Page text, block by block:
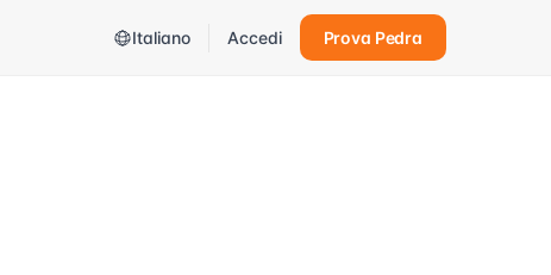
Italiano Accedi Prova Pedra